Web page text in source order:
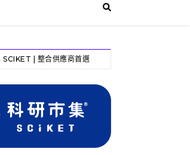
SCIKET | 整合供應商首選